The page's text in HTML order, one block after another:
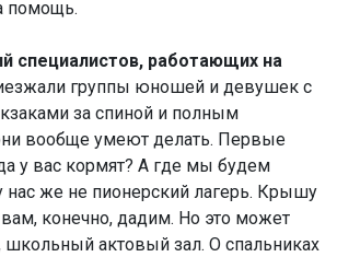
помощь.
специалистов, работающих на
группы юношей и девушек с
за спиной и полным
вообще умеют делать. Первые
у вас кормят? А где мы будем
нас же не пионерский лагерь. Крышу
конечно, дадим. Но это может
школьный актовый зал. О спальниках